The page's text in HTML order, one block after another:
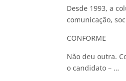
Desde 1993, a
comunicação,
CONFORME
Não deu outra.
o candidato – …